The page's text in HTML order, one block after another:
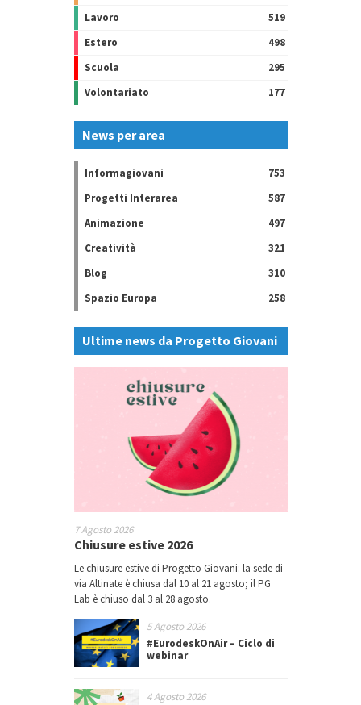
Lavoro
519
Estero
498
Scuola
295
Volontariato
177
News per area
Informagiovani
753
Progetti Interarea
587
Animazione
497
Creatività
321
Blog
310
Spazio Europa
258
Ultime news da Progetto Giovani
7 Agosto 2026
Chiusure estive 2026
Le chiusure estive di Progetto Giovani: la sede di
via Altinate è chiusa dal 10 al 21 agosto; il PG
Lab è chiuso dal 3 al 28 agosto.
5 Agosto 2026
#EurodeskOnAir – Ciclo di
webinar
4 Agosto 2026